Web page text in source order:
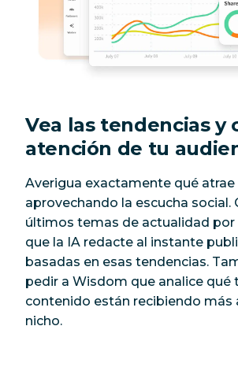
Vea las tendencias y
atención de tu
Averigua exactamente qué atrae
aprovechando la escucha social.
últimos temas de actualidad por
que la IA redacte al instante
basadas en esas tendencias.
pedir a Wisdom que analice qué
contenido están recibiendo más
nicho.